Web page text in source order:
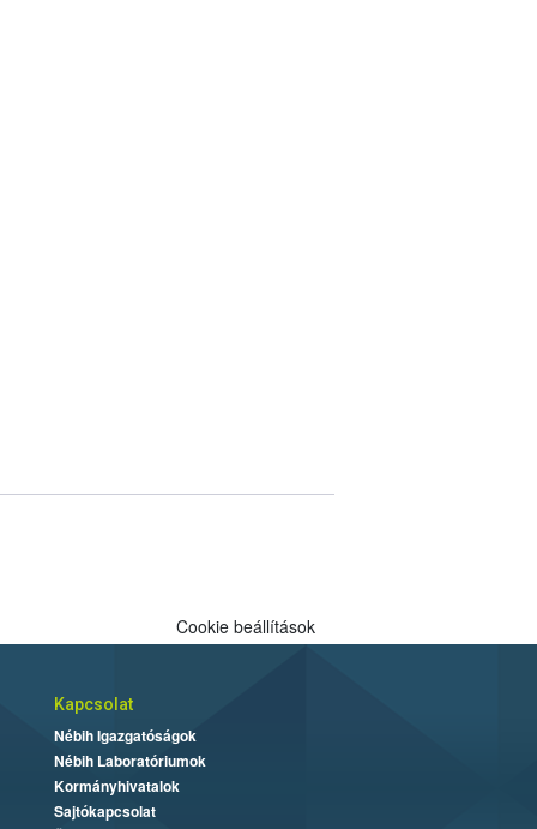
Cookie beállítások
Kapcsolat
Nébih Igazgatóságok
Nébih Laboratóriumok
Kormányhivatalok
Sajtókapcsolat